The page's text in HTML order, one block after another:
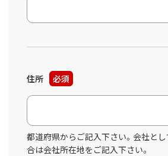
住所 必須
都道府県からご記入下さい。会社と
合は会社所在地をご記入下さい。